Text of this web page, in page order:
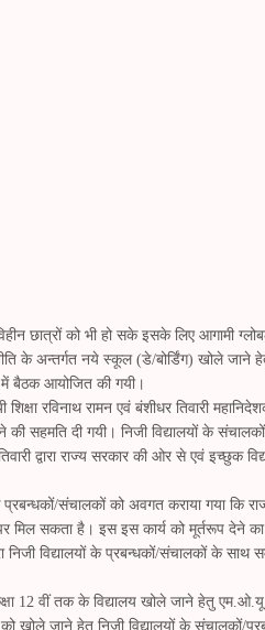
छात्रों को भी हो सके इसके लिए आगामी
के अन्तर्गत नये स्कूल (डे/बोर्डिंग) खोले जाने
में बैठक आयोजित की गयी।
रविनाथ रामन एवं बंशीधर तिवारी महानिदेशक
सहमति दी गयी। निजी विद्यालयों के
द्वारा राज्य सरकार की ओर से एवं इच्छुक
प्रबन्धकों/संचालकों को अवगत कराया गया कि
मिल सकता है। इस इस कार्य को मूर्तरूप देने का
निजी विद्यालयों के प्रबन्धकों/संचालकों के
12 वीं तक के विद्यालय खोले जाने हेतु
खोले जाने हेतु निजी विद्यालयों के संचालकों/